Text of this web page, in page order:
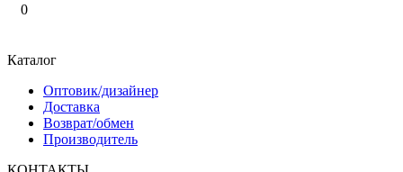
0
Каталог
Оптовик/дизайнер
Доставка
Возврат/обмен
Производитель